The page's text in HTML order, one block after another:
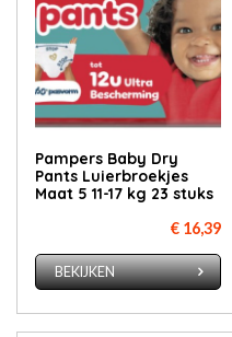
Pampers Baby Dry
Pants Luierbroekjes
Maat 5 11-17 kg 23 stuks
€ 16,39
BEKIJKEN